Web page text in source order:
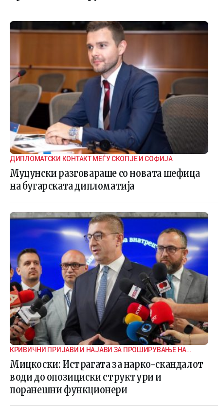
ДИПЛОМАТСКИ КОНТАКТ МЕЃУ СКОПЈЕ И СОФИЈА
Муцунски разговараше со новата шефица
на бугарската дипломатија
КРИВИЧНИ ПРИЈАВИ И НАЈАВИ ЗА ПРОШИРУВАЊЕ НА
ИСТРАГАТА
Мицкоски: Истрагата за нарко-скандалот
води до опозициски структури и
поранешни функционери